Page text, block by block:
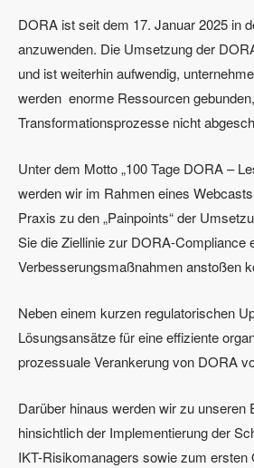
DORA ist seit dem 17. Januar 2025 in
anzuwenden. Die Umsetzung der
und ist weiterhin aufwendig,
werden enorme Ressourcen
Transformationsprozesse nicht
Unter dem Motto „100 Tage DORA –
werden wir im Rahmen eines
Praxis zu den „Painpoints“ der
Sie die Ziellinie zur DORA-Compliance
Verbesserungsmaßnahmen anstoßen
Neben einem kurzen regulatorischen
Lösungsansätze für eine effiziente
prozessuale Verankerung von DORA
Darüber hinaus werden wir zu unseren
hinsichtlich der Implementierung der
IKT-Risikomanagers sowie zum ersten